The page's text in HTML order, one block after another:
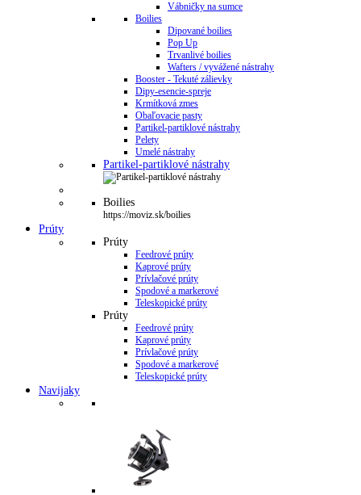
Vábničky na sumce
Boilies
Dipované boilies
Pop Up
Trvanlivé boilies
Wafters / vyvážené nástrahy
Booster - Tekuté zálievky
Dipy-esencie-spreje
Krmítková zmes
Obaľovacie pasty
Partikel-partiklové nástrahy
Pelety
Umelé nástrahy
Partikel-partiklové nástrahy
Boilies
https://moviz.sk/boilies
Prúty
Prúty
Feedrové prúty
Kaprové prúty
Prívlačové prúty
Spodové a markerové
Teleskopické prúty
Prúty
Feedrové prúty
Kaprové prúty
Prívlačové prúty
Spodové a markerové
Teleskopické prúty
Navijaky